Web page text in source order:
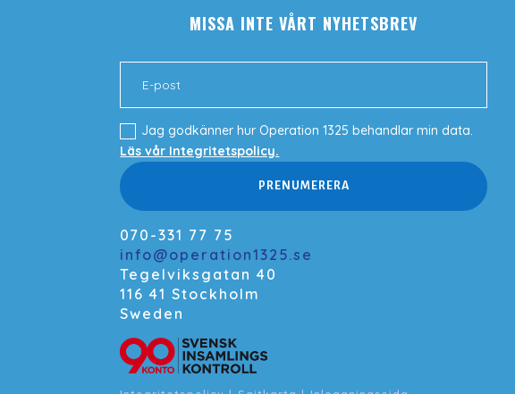
MISSA INTE VÅRT NYHETSBREV
Jag godkänner hur Operation 1325 behandlar min data.
Läs vår Integritetspolicy.
PRENUMERERA
070-331 77 75
info@operation1325.se
Tegelviksgatan 40
116 41 Stockholm
Sweden